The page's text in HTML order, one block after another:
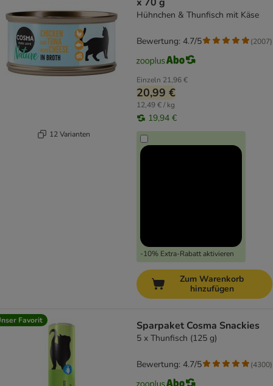
12 Varianten
Hühnchen & Thunfisch mit Käse
Einzeln 21,96 €
20,99 €
12,49 € / kg
19,94 €
-10% Extra-Rabatt aktivieren
Bewertung: 4.7/5 (2007)
Zum Warenkorb
hinzufügen
Favorit Sparpaket Cosma Snackies
5 x Thunfisch (125 g)
Bewertung: 4.7/5 (4300)